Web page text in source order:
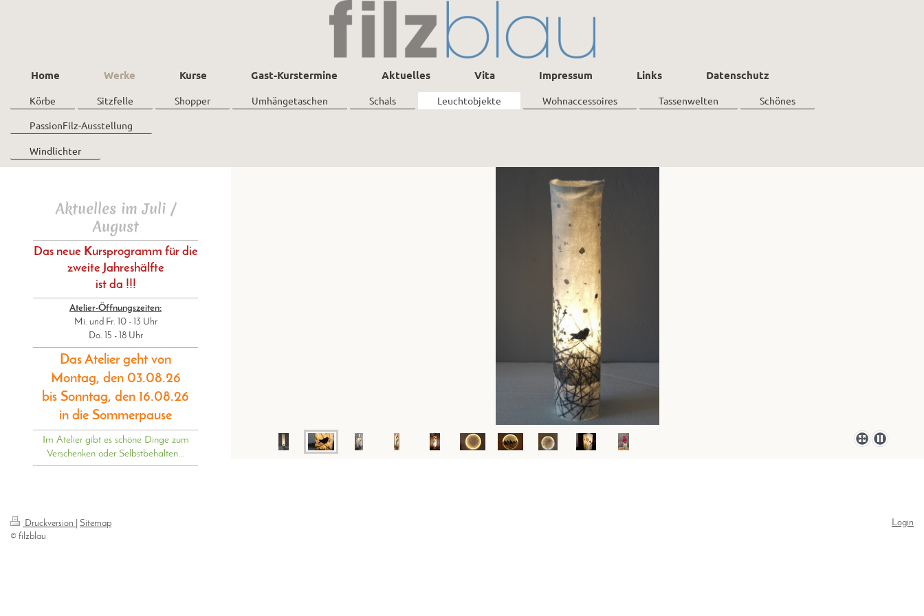
Home Werke Kurse Gast-Kurstermine Aktuelles Vita Impressum Links Datenschutz
Körbe Sitzfelle Shopper Umhängetaschen Schals Leuchtobjekte Wohnaccessoires Tassenwelten Schönes
PassionFilz-Ausstellung
Windlichter
Aktuelles im Juli /
August
Das neue Kursprogramm für die
zweite Jahreshälfte
ist da !!!
Atelier-Öffnungszeiten:
Mi. und Fr. 10 - 13 Uhr
Do. 15 - 18 Uhr
Das Atelier geht von
Montag, den 03.08.26
bis Sonntag, den 16.08.26
in die Sommerpause
Im Atelier gibt es schöne Dinge zum
Verschenken oder Selbstbehalten...
Druckversion
Sitemap
© filzblau
Login